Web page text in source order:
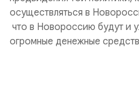
осуществляться в
что в Новороссию будут и
огромные денежные